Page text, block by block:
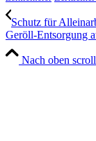
Schutz für
Geröll-Entsorgung
Nach oben